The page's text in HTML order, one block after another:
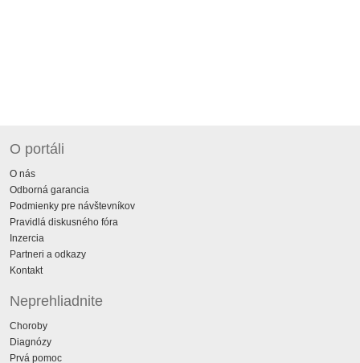
O portáli
O nás
Odborná garancia
Podmienky pre návštevníkov
Pravidlá diskusného fóra
Inzercia
Partneri a odkazy
Kontakt
Neprehliadnite
Choroby
Diagnózy
Prvá pomoc